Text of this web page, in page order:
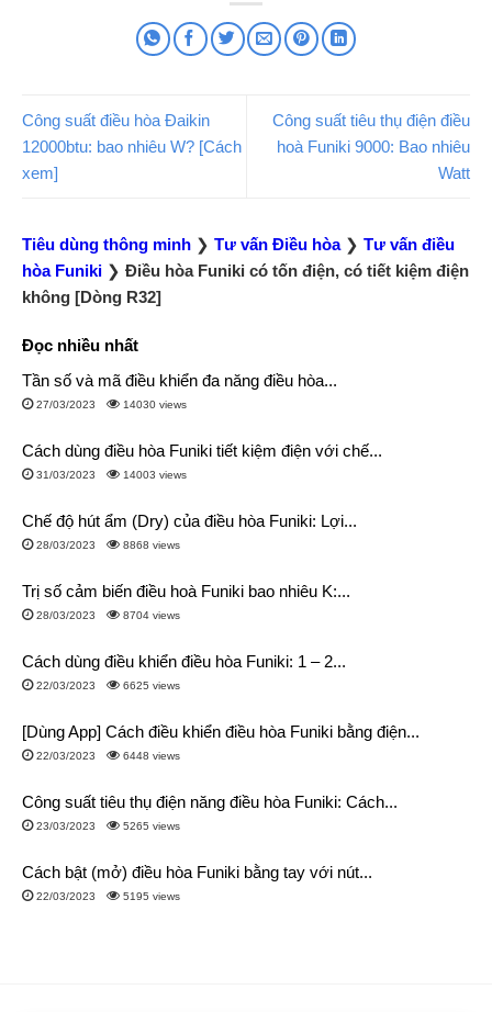
Công suất điều hòa Đaikin
12000btu: bao nhiêu W? [Cách
xem]
Công suất tiêu thụ điện điều
hoà Funiki 9000: Bao nhiêu
Watt
Tiêu dùng thông minh ❯ Tư vấn Điều hòa❯ Tư vấn điều
hòa Funiki ❯ Điều hòa Funiki có tốn điện, có tiết kiệm điện
không [Dòng R32]
Đọc nhiều nhất
Tần số và mã điều khiển đa năng điều hòa...
27/03/2023 14030 views
Cách dùng điều hòa Funiki tiết kiệm điện với chế...
31/03/2023 14003 views
Chế độ hút ẩm (Dry) của điều hòa Funiki: Lợi...
28/03/2023 8868 views
Trị số cảm biến điều hoà Funiki bao nhiêu K:...
28/03/2023 8704 views
Cách dùng điều khiển điều hòa Funiki: 1 – 2...
22/03/2023 6625 views
[Dùng App] Cách điều khiển điều hòa Funiki bằng điện...
22/03/2023 6448 views
Công suất tiêu thụ điện năng điều hòa Funiki: Cách...
23/03/2023 5265 views
Cách bật (mở) điều hòa Funiki bằng tay với nút...
22/03/2023 5195 views